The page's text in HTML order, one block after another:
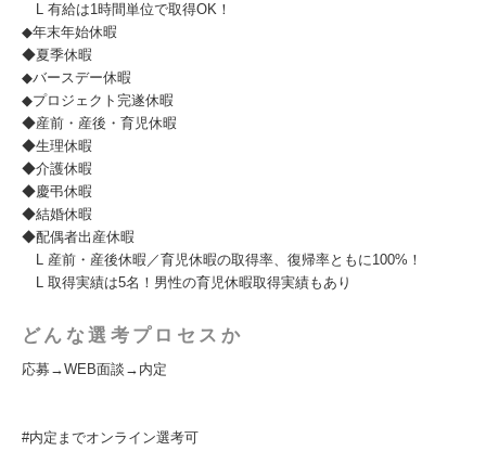
L 有給は1時間単位で取得OK！
◆年末年始休暇
◆夏季休暇
◆バースデー休暇
◆プロジェクト完遂休暇
◆産前・産後・育児休暇
◆生理休暇
◆介護休暇
◆慶弔休暇
◆結婚休暇
◆配偶者出産休暇
L 産前・産後休暇／育児休暇の取得率、復帰率ともに100%！
L 取得実績は5名！男性の育児休暇取得実績もあり
どんな選考プロセスか
応募→WEB面談→内定
#内定までオンライン選考可